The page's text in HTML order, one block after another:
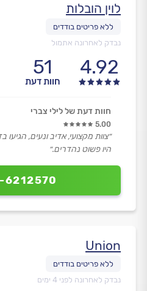
לוין הובלות
נבדק לאחרונה אתמול
4.92
51
חוות דעת
6212570
חוות דעת של לילי צברי
5.00
״צוות מקצועי, אדיב ונעים, הגיעו
היו פשוט נהדרים.״
Union
נבדק לאחרונה לפני 4 ימים